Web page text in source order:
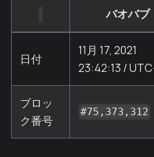
バオバブ
日付
11月 17, 2021
23:42:13 /
ブロッ
ク番号
#75,373,312